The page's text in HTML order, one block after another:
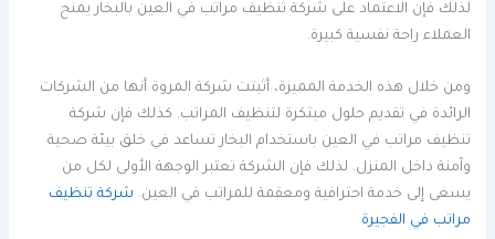
لذلك فإن الاعتماد على شركة تنظيف مراتب في العين بالبخار يمنح
العملاء راحة نفسية كبيرة.
ومن خلال هذه الخدمة المميزة، أثبتت شركة المروة أنها من الشركات
الرائدة في تقديم حلول مبتكرة لتنظيف المراتب. كذلك فإن شركة
تنظيف مراتب في العين باستخدام البخار تساعد في خلق بيئة صحية
وآمنة داخل المنزل. لذلك فإن الشركة تعتبر الوجهة الأولى لكل من
يسعى إلى خدمة احترافية ومعقمة للمراتب في العين. شركة تنظيف
مراتب في الفجيرة